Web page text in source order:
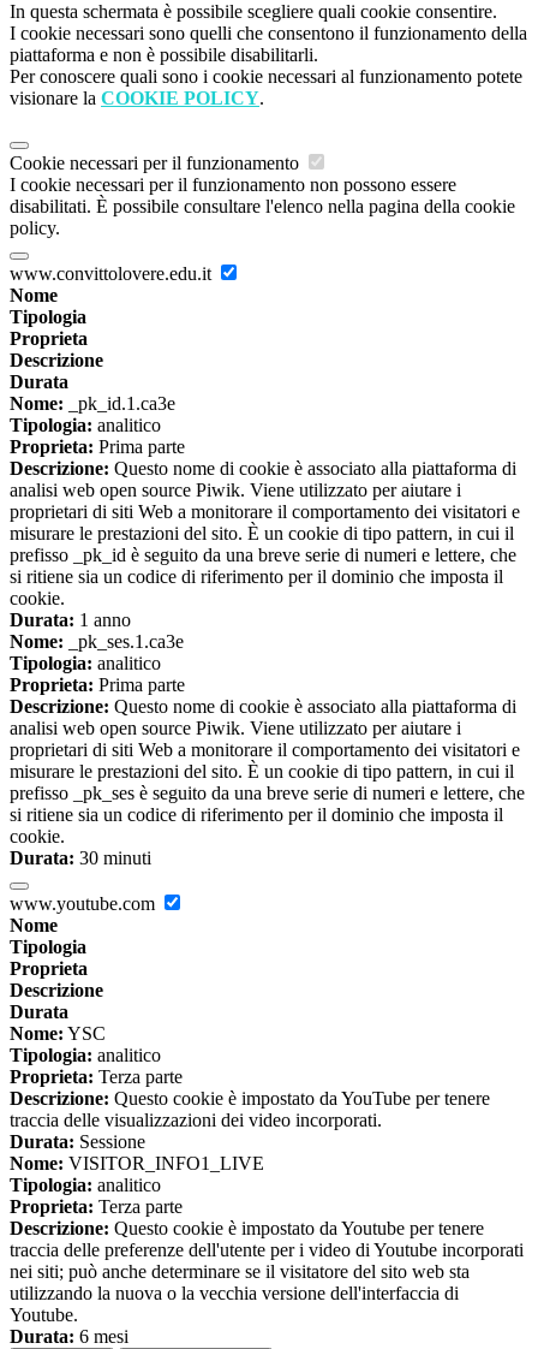
In questa schermata è possibile scegliere quali cookie consentire.
I cookie necessari sono quelli che consentono il funzionamento della
piattaforma e non è possibile disabilitarli.
Per conoscere quali sono i cookie necessari al funzionamento potete
visionare la COOKIE POLICY.
Cookie necessari per il funzionamento
I cookie necessari per il funzionamento non possono essere
disabilitati. È possibile consultare l'elenco nella pagina della cookie
policy.
www.convittolovere.edu.it
Nome
Tipologia
Proprieta
Descrizione
Durata
Nome: _pk_id.1.ca3e
Tipologia: analitico
Proprieta: Prima parte
Descrizione: Questo nome di cookie è associato alla piattaforma di
analisi web open source Piwik. Viene utilizzato per aiutare i
proprietari di siti Web a monitorare il comportamento dei visitatori e
misurare le prestazioni del sito. È un cookie di tipo pattern, in cui il
prefisso _pk_id è seguito da una breve serie di numeri e lettere, che
si ritiene sia un codice di riferimento per il dominio che imposta il
cookie.
Durata: 1 anno
Nome: _pk_ses.1.ca3e
Tipologia: analitico
Proprieta: Prima parte
Descrizione: Questo nome di cookie è associato alla piattaforma di
analisi web open source Piwik. Viene utilizzato per aiutare i
proprietari di siti Web a monitorare il comportamento dei visitatori e
misurare le prestazioni del sito. È un cookie di tipo pattern, in cui il
prefisso _pk_ses è seguito da una breve serie di numeri e lettere, che
si ritiene sia un codice di riferimento per il dominio che imposta il
cookie.
Durata: 30 minuti
www.youtube.com
Nome
Tipologia
Proprieta
Descrizione
Durata
Nome: YSC
Tipologia: analitico
Proprieta: Terza parte
Descrizione: Questo cookie è impostato da YouTube per tenere
traccia delle visualizzazioni dei video incorporati.
Durata: Sessione
Nome: VISITOR_INFO1_LIVE
Tipologia: analitico
Proprieta: Terza parte
Descrizione: Questo cookie è impostato da Youtube per tenere
traccia delle preferenze dell'utente per i video di Youtube incorporati
nei siti; può anche determinare se il visitatore del sito web sta
utilizzando la nuova o la vecchia versione dell'interfaccia di
Youtube.
Durata: 6 mesi